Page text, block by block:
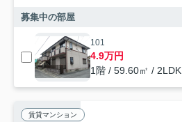
募集中の部屋
101
4.9万円
1階 / 59.60㎡ / 2LDK
賃貸マンション